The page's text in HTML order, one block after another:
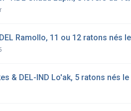
Ramollo, 11 ou 12 ratons nés
& DEL-IND Lo'ak, 5 ratons nés